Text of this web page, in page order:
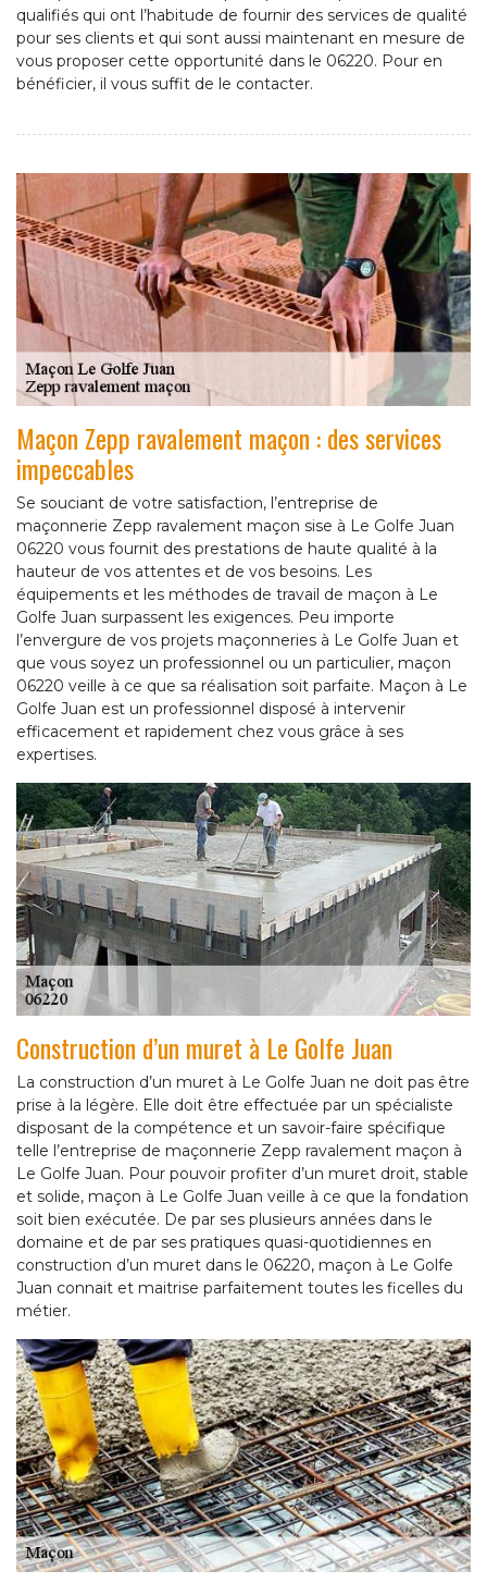
qualifiés qui ont l’habitude de fournir des services de qualité
pour ses clients et qui sont aussi maintenant en mesure de
vous proposer cette opportunité dans le 06220. Pour en
bénéficier, il vous suffit de le contacter.
Maçon Zepp ravalement maçon : des services
impeccables
Se souciant de votre satisfaction, l’entreprise de
maçonnerie Zepp ravalement maçon sise à Le Golfe Juan
06220 vous fournit des prestations de haute qualité à la
hauteur de vos attentes et de vos besoins. Les
équipements et les méthodes de travail de maçon à Le
Golfe Juan surpassent les exigences. Peu importe
l’envergure de vos projets maçonneries à Le Golfe Juan et
que vous soyez un professionnel ou un particulier, maçon
06220 veille à ce que sa réalisation soit parfaite. Maçon à Le
Golfe Juan est un professionnel disposé à intervenir
efficacement et rapidement chez vous grâce à ses
expertises.
Construction d’un muret à Le Golfe Juan
La construction d’un muret à Le Golfe Juan ne doit pas être
prise à la légère. Elle doit être effectuée par un spécialiste
disposant de la compétence et un savoir-faire spécifique
telle l’entreprise de maçonnerie Zepp ravalement maçon à
Le Golfe Juan. Pour pouvoir profiter d’un muret droit, stable
et solide, maçon à Le Golfe Juan veille à ce que la fondation
soit bien exécutée. De par ses plusieurs années dans le
domaine et de par ses pratiques quasi-quotidiennes en
construction d’un muret dans le 06220, maçon à Le Golfe
Juan connait et maitrise parfaitement toutes les ficelles du
métier.